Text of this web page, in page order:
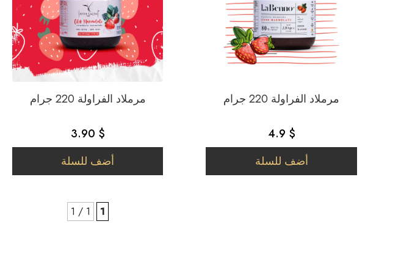
مرملاد الفراولة 220 جرام
3.90 $
أضف للسلة
مرملاد الفراولة 220 جرام
4.9 $
أضف للسلة
1 / 1 1